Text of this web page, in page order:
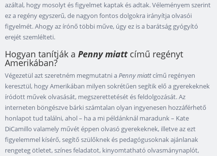
azáltal, hogy mosolyt és figyelmet kaptak és adtak. Véleményem szerint
ez a regény egyszerű, de nagyon fontos dolgokra irányítja olvasói
figyelmét. Ahogy az írónő többi műve, úgy ez is a barátság gyógyító
erejét szemlélteti.
Hogyan tanítják a Penny miattcímű regényt
Amerikában?
Végezetül azt szeretném megmutatni aPenny miattcímű regényen
keresztül, hogy Amerikában milyen sokrétűen segítik elő a gyerekeknek
íródott művek olvasását, megszerettetését és feldolgozását. Az
interneten böngészve bárki számtalan olyan ingyenesen hozzáférhető
honlapot tud találni, ahol – ha a mi példánknál maradunk – Kate
DiCamillo valamely művét éppen olvasó gyerekeknek, illetve az ezt
figyelemmel kísérő, segítő szülőknek és pedagógusoknak ajánlanak
rengeteg ötletet, színes feladatot, kinyomtatható olvasmánynaplót,